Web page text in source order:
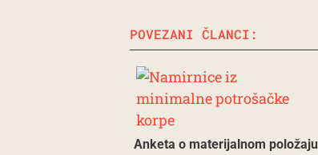
POVEZANI ČLANCI:
Anketa o materijalnom položaju